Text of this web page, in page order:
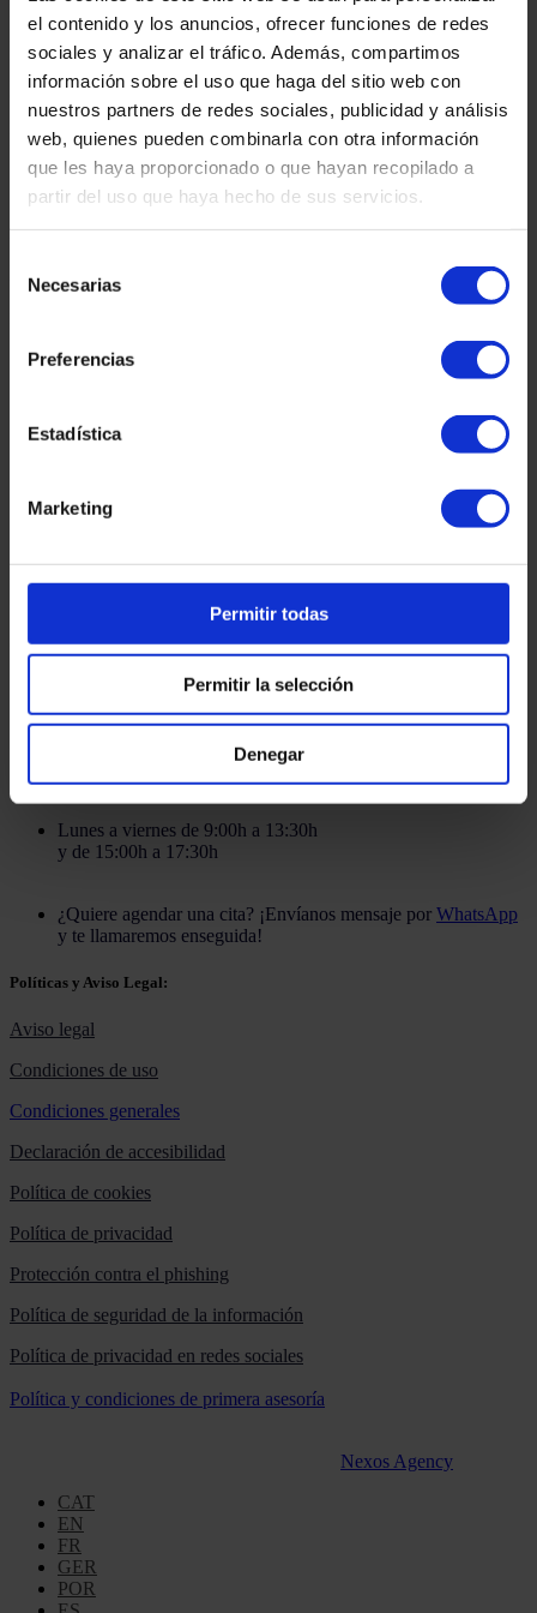
el contenido y los anuncios, ofrecer funciones de redes
sociales y analizar el tráfico. Además, compartimos
información sobre el uso que haga del sitio web con
nuestros partners de redes sociales, publicidad y análisis
web, quienes pueden combinarla con otra información
que les haya proporcionado o que hayan recopilado a
partir del uso que haya hecho de sus servicios.
Necesarias
Preferencias
Estadística
Marketing
Permitir todas
Permitir la selección
Denegar
Martínez & Caballero Abogados, en pleno centro de Barcelona, la
primera edición de la charla presencial gratuita “Tu camino a la
nacionalidad española – Todo lo que necesitas saber”. El evento fue
impartido por Diana Caballero, abogada experta en extranjería,
CEO y socia fundadora del despacho, quien compartió con los
asistentes todos los secretos y pasos necesarios para lograr con éxito
la nacionalidad española por residencia. Un evento…
septiembre 9, 2025
martinez-admin
Extranjería ,Nacionalidad española,Pasaporte Español
Share
Plaza Tetuan 40-41,
Contacto:
info@martinezcaballeroabogados.com
Fijo:+34 936 32 32 36
Horario de atención:
Lunes a viernes de 9:00h a 13:30h
y de 15:00h a 17:30h
¿Quiere agendar una cita? ¡Envíanos mensaje por WhatsApp
y te llamaremos enseguida!
Políticas y Aviso Legal:
Aviso legal
Condiciones de uso
Condiciones generales
Declaración de accesibilidad
Política de cookies
Política de privacidad
Protección contra el phishing
Política de seguridad de la información
Política de privacidad en redes sociales
Política y condiciones de primera asesoría
Nexos Agency
CAT
EN
FR
GER
POR